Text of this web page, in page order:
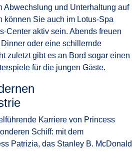
Abwechslung und Unterhaltung auf
können Sie auch im Lotus-Spa
Center aktiv sein. Abends freuen
oder eine schillernde
zuletzt gibt es an Bord sogar einen
für die jungen Gäste.
Karriere von Princess
Schiff: mit dem
Patrizia, das Stanley B. McDonald